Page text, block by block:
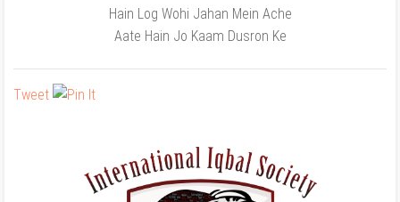
Hain Log Wohi Jahan Mein Ache
Aate Hain Jo Kaam Dusron Ke
Tweet